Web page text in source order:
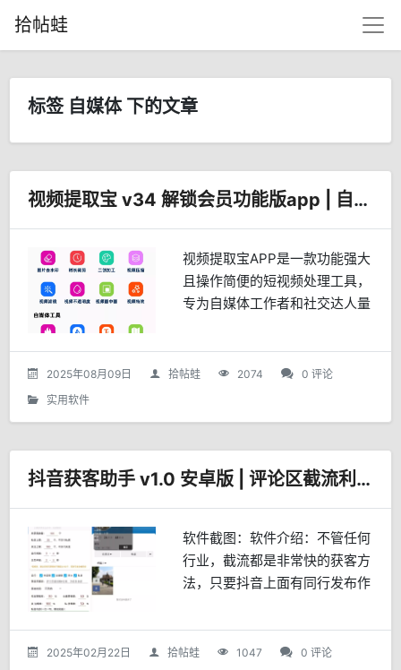
拾帖蛙
标签 自媒体 下的文章
视频提取宝 v34 解锁会员功能版app | 自媒体必备
视频提取宝APP是一款功能强大
且操作简便的短视频处理工具，
专为自媒体工作者和社交达人量
取和视频去除水印的实用功能，
让你轻松获取清爽视频素材。核
2025年08月09日 拾帖蛙 2074
0 评论
实用软件
抖音获客助手 v1.0 安卓版 | 评论区截流利器
软件截图：软件介绍：不管任何
行业，截流都是非常快的获客方
法，只要抖音上面有同行发布作
的精准目标用户，我们就可以去
截流。比如可能打关注或点赞，
2025年02月22日 拾帖蛙 1047
0 评论